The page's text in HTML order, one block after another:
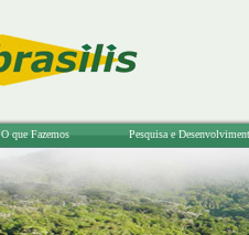
O que Fazemos Pesquisa e